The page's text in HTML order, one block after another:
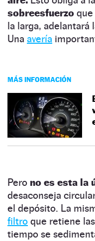
sobreesfuerzo que
la larga, adelantará
Una avería
MÁS INFORMACIÓN
Pero no es esta la
desaconseja
el depósito. La
filtro que retiene
tiempo se